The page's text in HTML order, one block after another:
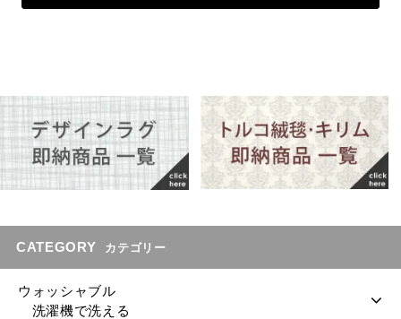
CATEGORY カテゴリー
ウォッシャブル
洗濯機で洗える